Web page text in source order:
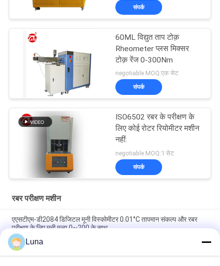
संपर्क
60ML विद्युत ताप टोक़
Rheometer प्लस मिक्सर
टोक़ रेंज 0-300Nm
negotiable MOQ:एक सेट
संपर्क
ISO6502 रबर के परीक्षण के
लिए कोई रोटर रियोमीटर मशीन
नहीं:
negotiable MOQ:1 सेट
संपर्क
रबर परीक्षण मशीन
एएसटीएम-डी2084 डिजिटल मूनी विस्कोमीटर 0.01°C तापमान संकल्प और रबर
परीक्षण के लिए मूनी मूल्य 0~200 के साथ
रोटर के बिना लैब ने सिंगल चिप कंट्रोल रिओमीटर रबर टेस्टिंग मशीन का इस्तेमाल
किया
Luna